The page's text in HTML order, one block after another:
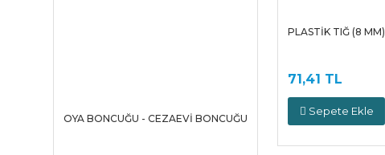
OYA BONCUĞU - CEZAEVİ BONCUĞU
PLASTİK TIĞ (8 MM)
71,41 TL
Sepete Ekle